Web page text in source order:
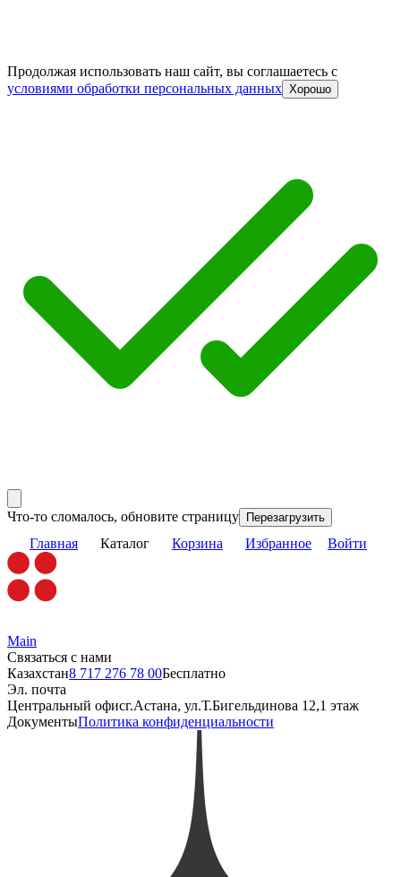
Продолжая использовать наш сайт, вы соглашаетесь c
условиями обработки персональных данных Хорошо
Что-то сломалось, обновите страницу Перезагрузить
Главная Каталог Корзина Избранное Войти
Main
Связаться с нами
Казахстан8 717 276 78 00Бесплатно
Эл. почта
Центральный офисг.Астана, ул.Т.Бигельдинова 12,1 этаж
ДокументыПолитика конфиденциальности